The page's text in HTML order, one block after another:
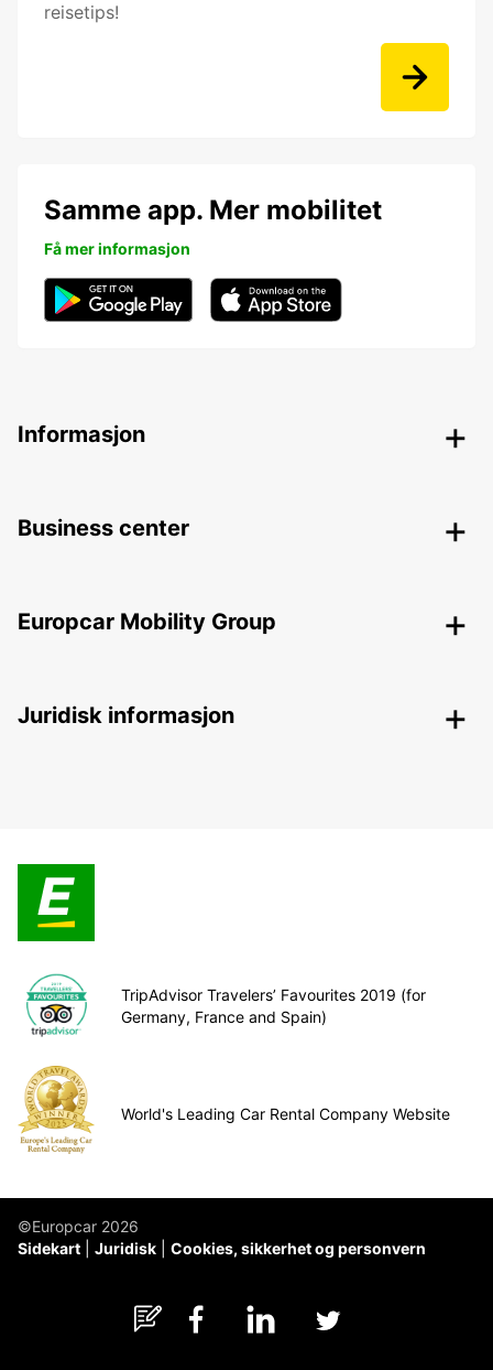
reisetips!
Samme app. Mer mobilitet
Få mer informasjon
Informasjon
Business center
Europcar Mobility Group
Juridisk informasjon
TripAdvisor Travelers’ Favourites 2019 (for
Germany, France and Spain)
World's Leading Car Rental Company Website
©Europcar 2026
Sidekart
Juridisk Cookies, sikkerhet og personvern